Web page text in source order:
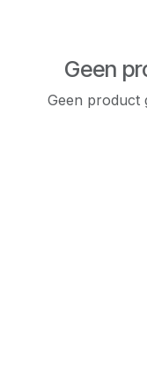
Geen
Geen product